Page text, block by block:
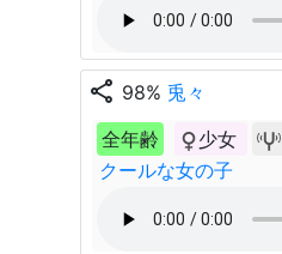
share 98% 兎々
全年齢
少女
クールな女の子